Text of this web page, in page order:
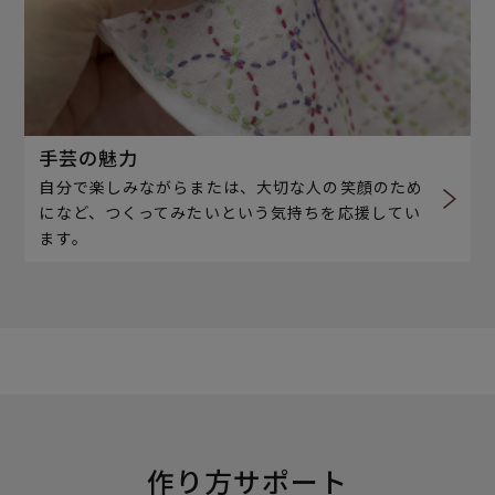
手芸の魅力
自分で楽しみながらまたは、大切な人の笑顔のため
になど、つくってみたいという気持ちを応援してい
ます。
作り方サポート